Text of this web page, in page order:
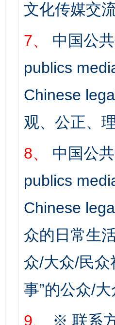
文化传媒交
7、
中国公
publics
Chinese
观、公正、
8、
中国公
publics
Chinese
众的日常生
众/大众/民众
事”的公众/
9、
※ 联系